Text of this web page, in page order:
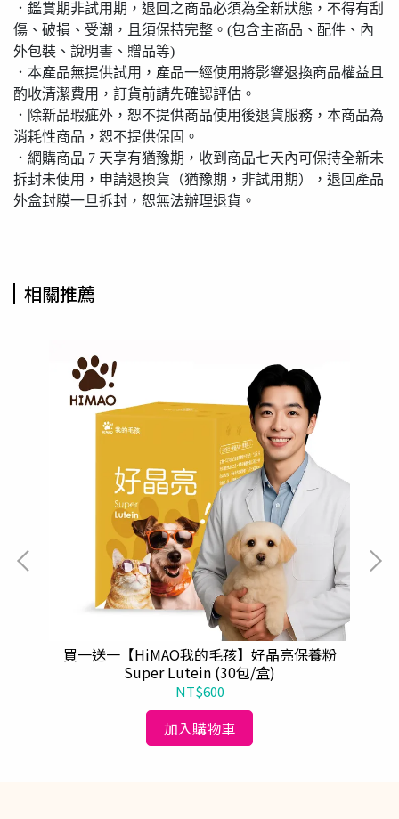
．鑑賞期非試用期，退回之商品必須為全新狀態，不得有刮
傷、破損、受潮，且須保持完整。(包含主商品、配件、內
外包裝、說明書、贈品等)
．本產品無提供試用，產品一經使用將影響退換商品權益且
酌收清潔費用，訂貨前請先確認評估。
．除新品瑕疵外，恕不提供商品使用後退貨服務，本商品為
消耗性商品，恕不提供保固。
．網購商品 7 天享有猶豫期，收到商品七天內可保持全新未
拆封未使用，申請退換貨（猶豫期，非試用期），退回產品
外盒封膜一旦拆封，恕無法辦理退貨。
相關推薦
買一送一【HiMAO我的毛孩】好晶亮保養粉
Super Lutein (30包/盒)
NT$600
加入購物車